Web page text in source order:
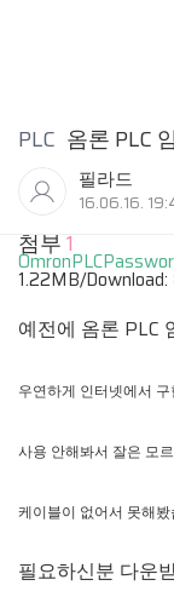
PLC 옴론 PLC
필라드
16.06.16.
첨부1
1.22MB/Download:
예전에 옴론 PLC
우연하게 인터넷에서 구
사용 안해봐서 잘은 모
케이블이 없어서 못해봤
필요하신분 다운